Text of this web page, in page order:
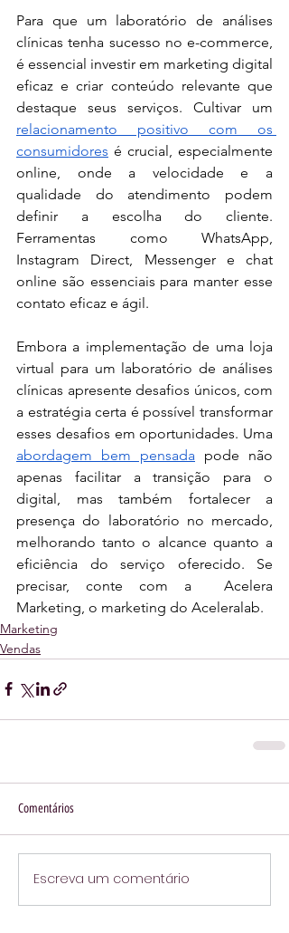
Para que um laboratório de análises
clínicas tenha sucesso no e-commerce,
é essencial investir em marketing digital
eficaz e criar conteúdo relevante que
relacionamento positivo com os
consumidores é crucial, especialmente
online, onde a velocidade e a
qualidade do atendimento podem
definir a escolha do cliente.
Ferramentas como WhatsApp,
Instagram Direct, Messenger e chat
online são essenciais para manter esse
contato eficaz e ágil.
Embora a implementação de uma loja
virtual para um laboratório de análises
clínicas apresente desafios únicos, com
a estratégia certa é possível transformar
abordagem bem pensada pode não
apenas facilitar a transição para o
digital, mas também fortalecer a
presença do laboratório no mercado,
melhorando tanto o alcance quanto a
eficiência do serviço oferecido. Se
precisar, conte com a  Acelera
Marketing, o marketing do Aceleralab.
Marketing
Vendas
Comentários
Escreva um comentário